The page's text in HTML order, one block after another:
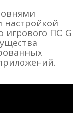
настройкой
ПО G